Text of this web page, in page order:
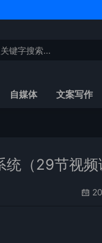
自媒体 文案写作
（29节视频